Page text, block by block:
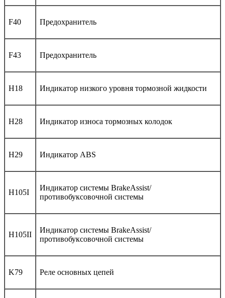
F40 Предохранитель
F43 Предохранитель
H18 Индикатор низкого уровня тормозной жидкости
H28 Индикатор износа тормозных колодок
H29 Индикатор ABS
H105I
Индикатор системы BrakeAssist/
противобуксовочной системы
H105II
Индикатор системы BrakeAssist/
противобуксовочной системы
K79 Реле основных цепей